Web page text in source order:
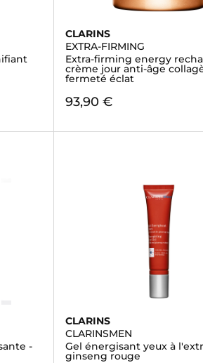
CLARINS
EXTRA-FIRMING
Extra-firming energy
crème jour anti-âge
fermeté éclat
93,90 €
-
CLARINS
CLARINSMEN
Gel énergisant yeux à
ginseng rouge